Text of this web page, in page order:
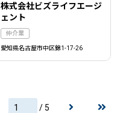
株式会社ビズライフエージ
ェント
仲介業
愛知県名古屋市中区錦1-17-26
/ 5